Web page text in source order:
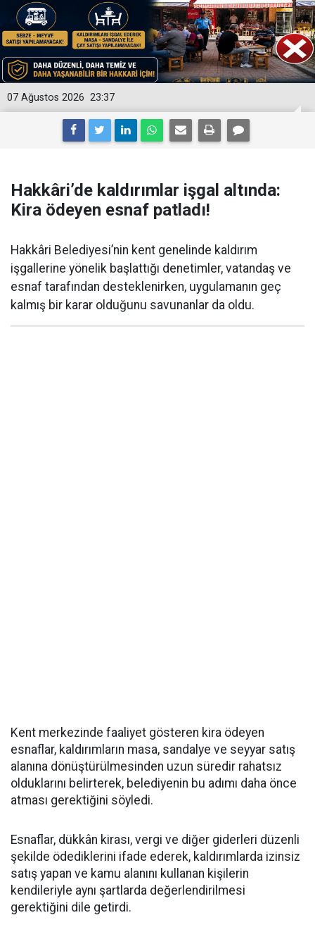
23:37
07 Ağustos 2026
Hakkâri’de kaldırımlar işgal altında:
Kira ödeyen esnaf patladı!
Hakkâri Belediyesi’nin kent genelinde kaldırım
işgallerine yönelik başlattığı denetimler, vatandaş ve
esnaf tarafından desteklenirken, uygulamanın geç
kalmış bir karar olduğunu savunanlar da oldu.
Kent merkezinde faaliyet gösteren kira ödeyen
esnaflar, kaldırımların masa, sandalye ve seyyar satış
alanına dönüştürülmesinden uzun süredir rahatsız
olduklarını belirterek, belediyenin bu adımı daha önce
atması gerektiğini söyledi.
Esnaflar, dükkân kirası, vergi ve diğer giderleri düzenli
şekilde ödediklerini ifade ederek, kaldırımlarda izinsiz
satış yapan ve kamu alanını kullanan kişilerin
kendileriyle aynı şartlarda değerlendirilmesi
gerektiğini dile getirdi.